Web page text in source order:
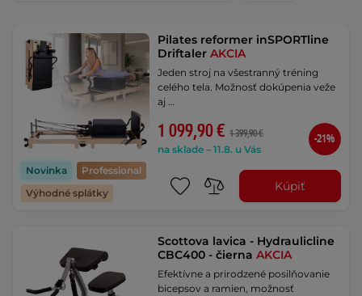
Novinka
Professional
Výhodné splátky
Pilates reformer inSPORTline
DriftalerAKCIA
Jeden stroj na všestranný tréning
celého tela. Možnosť dokúpenia veže
aj …
1 099,90 € 1 399,90 €
na sklade – 11.8. u Vás
-21%
Kúpiť
Scottova lavica - Hydraulicline
CBC400 - čiernaAKCIA
Efektívne a prirodzené posilňovanie
bicepsov a ramien, možnosť